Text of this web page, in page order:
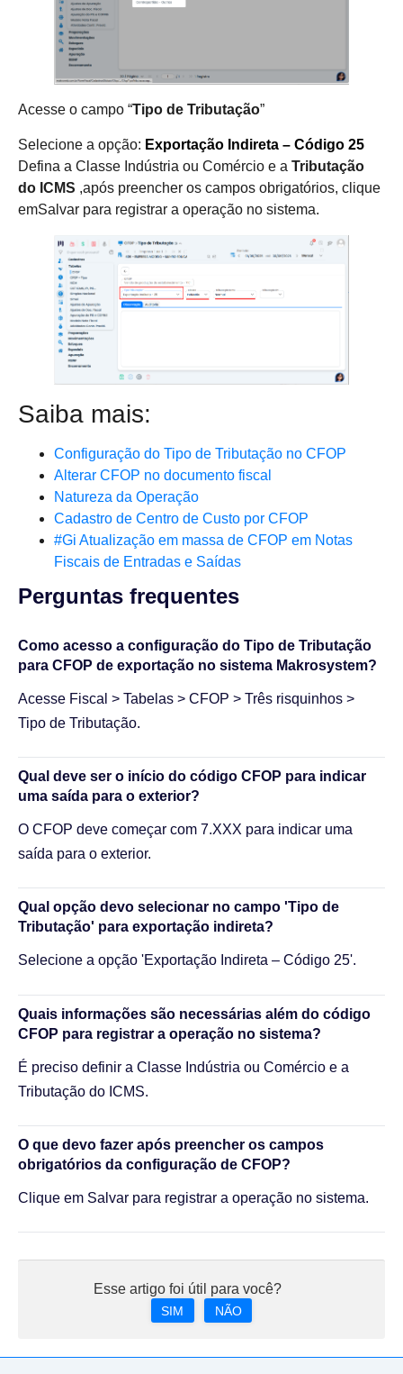
Acesse o campo “Tipo de Tributação”
Selecione a opção: Exportação Indireta – Código 25
Defina a Classe Indústria ou Comércio e a Tributação
do ICMS ,após preencher os campos obrigatórios, clique
emSalvar para registrar a operação no sistema.
Saiba mais:
Configuração do Tipo de Tributação no CFOP
Alterar CFOP no documento fiscal
Natureza da Operação
Cadastro de Centro de Custo por CFOP
#Gi Atualização em massa de CFOP em Notas
Fiscais de Entradas e Saídas
Perguntas frequentes​
Como acesso a configuração do Tipo de Tributação
para CFOP de exportação no sistema Makrosystem?
Acesse Fiscal > Tabelas > CFOP > Três risquinhos >
Tipo de Tributação.
Qual deve ser o início do código CFOP para indicar
uma saída para o exterior?
O CFOP deve começar com 7.XXX para indicar uma
saída para o exterior.
Qual opção devo selecionar no campo 'Tipo de
Tributação' para exportação indireta?
Selecione a opção 'Exportação Indireta – Código 25'.
Quais informações são necessárias além do código
CFOP para registrar a operação no sistema?
É preciso definir a Classe Indústria ou Comércio e a
Tributação do ICMS.
O que devo fazer após preencher os campos
obrigatórios da configuração de CFOP?
Clique em Salvar para registrar a operação no sistema.
Esse artigo foi útil para você?
SIM NÃO